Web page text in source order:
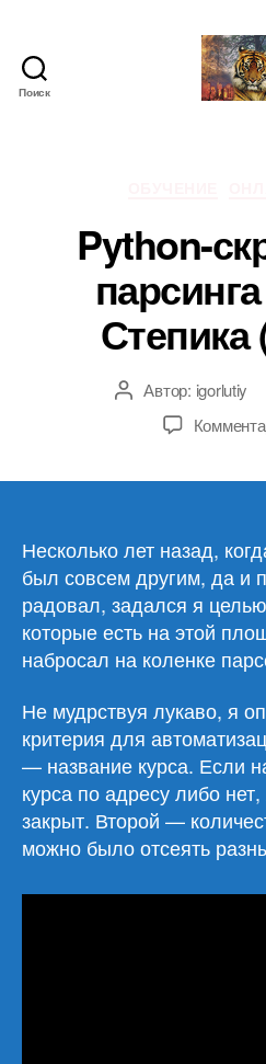
Поиск
Python-
Степика
Автор
записи
Автор: igorlutiy
Несколько лет назад,
был совсем другим, да и
радовал, задался я
которые есть на этой
набросал на коленке
Не мудрствуя лукаво, я
критерия для
— название курса. Если
курса по адресу либо
закрыт. Второй —
можно было отсеять